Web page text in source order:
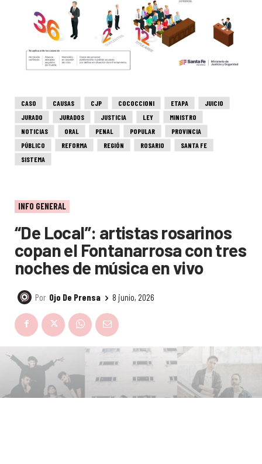
CASO CAUSAS CJP COCOCCIONI ETAPA
JUICIO
JURADO
JURADOS JUSTICIA LEY
MINISTRO
NOTICIAS
ORAL PENAL POPULAR
PROVINCIA
PÚBLICO
REFORMA REGIÓN ROSARIO
SANTA FE
SISTEMA